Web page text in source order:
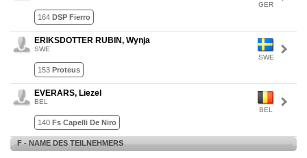
GER
164 DSP Fierro
SWE
ERIKSDOTTER RUBIN, Wynja
SWE
153 Proteus
BEL
EVERARS, Liezel
BEL
140 Fs Capelli De Niro
F - NAME DES TEILNEHMERS